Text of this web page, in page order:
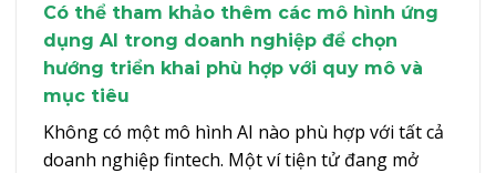
Có thể tham khảo thêm các mô hình ứng
dụng AI trong doanh nghiệp để chọn
hướng triển khai phù hợp với quy mô và
mục tiêu
Không có một mô hình AI nào phù hợp với tất cả
doanh nghiệp fintech. Một ví tiện tử đang mở